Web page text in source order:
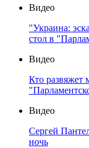
Видео
"Украина:
стол в
Видео
Кто развяжет
Видео
Сергей
ночь